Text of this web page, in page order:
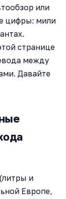
или
цифры: мили
странице
между
Давайте
и
Европе,